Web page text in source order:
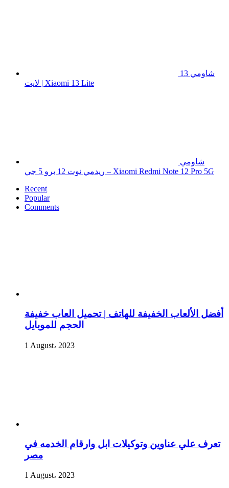
شاومي 13
لايت | Xiaomi 13 Lite
شاومي
ريدمي نوت 12 برو 5 جي – Xiaomi Redmi Note 12 Pro 5G
Recent
Popular
Comments
أفضل الألعاب الخفيفة للهاتف | تحميل العاب خفيفة
الحجم للموبايل
1 August، 2023
تعرف علي عناوين وتوكيلات ابل وارقام الخدمه في
مصر
1 August، 2023